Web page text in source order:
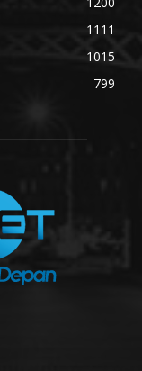
1111
1015
799